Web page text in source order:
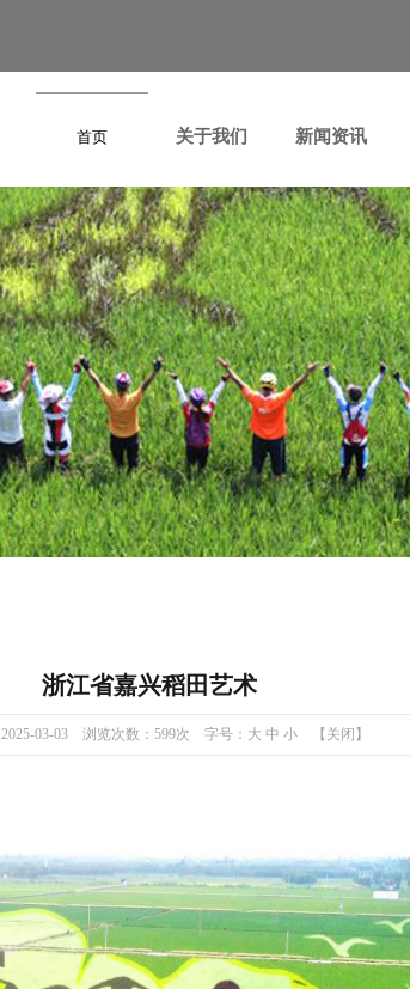
首页
首页
关于我们
关于我们
新闻资讯
新闻资讯
浙江省嘉兴稻田艺术
2025-03-03 浏览次数： 599次 字号： 大 中 小 【关闭】